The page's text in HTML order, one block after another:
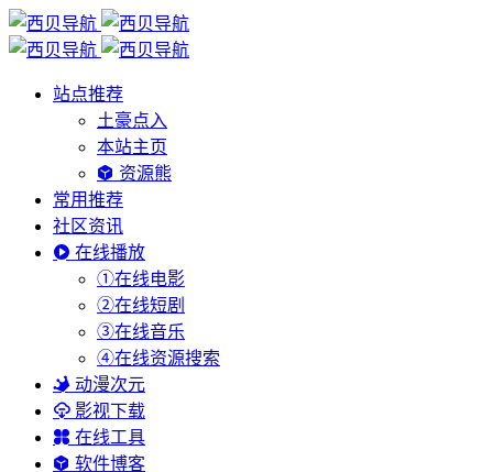
站点推荐
土豪点入
本站主页
资源熊
常用推荐
社区资讯
在线播放
①在线电影
②在线短剧
③在线音乐
④在线资源搜索
动漫次元
影视下载
在线工具
软件博客